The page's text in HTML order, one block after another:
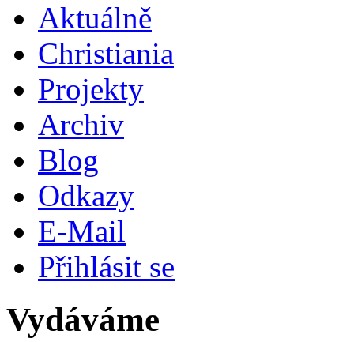
Aktuálně
Christiania
Projekty
Archiv
Blog
Odkazy
E-Mail
Přihlásit se
Vydáváme